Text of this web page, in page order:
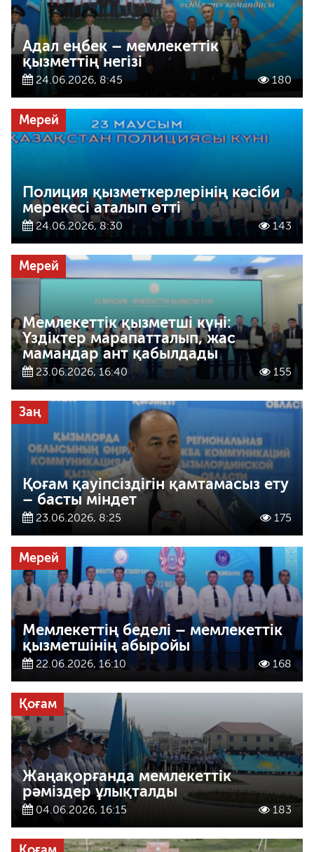
Адал еңбек – мемлекеттік
қызметтің негізі
24.06.2026, 8:45 180
Мерей
Полиция қызметкерлерінің кәсіби
мерекесі аталып өтті
24.06.2026, 8:30 143
Мерей
Мемлекеттік қызметші күні:
Үздіктер марапатталып, жас
мамандар ант қабылдады
23.06.2026, 16:40 155
Заң
Қоғам қауіпсіздігін қамтамасыз ету
– басты міндет
23.06.2026, 8:25 175
Мерей
Мемлекеттің беделі – мемлекеттік
қызметшінің абыройы
22.06.2026, 16:10 168
Қоғам
Жаңақорғанда мемлекеттік
рәміздер ұлықталды
04.06.2026, 16:15 183